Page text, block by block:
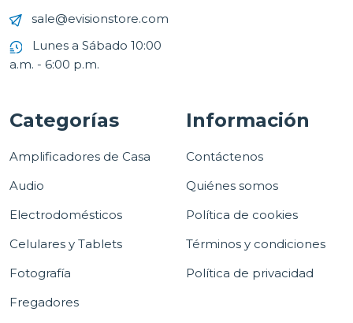
sale@evisionstore.com
Lunes a Sábado 10:00
a.m. - 6:00 p.m.
Categorías
Amplificadores de Casa
Audio
Electrodomésticos
Celulares y Tablets
Fotografía
Fregadores
Información
Contáctenos
Quiénes somos
Política de cookies
Términos y condiciones
Política de privacidad